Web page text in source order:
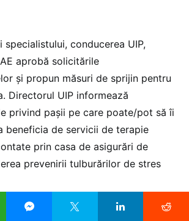
specialistului, conducerea UIP,
aprobă solicitările
și propun măsuri de sprijin pentru
Directorul UIP informează
privind pașii pe care poate/pot să îi
beneficia de servicii de terapie
prin casa de asigurări de
prevenirii tulburărilor de stres
privind implicarea